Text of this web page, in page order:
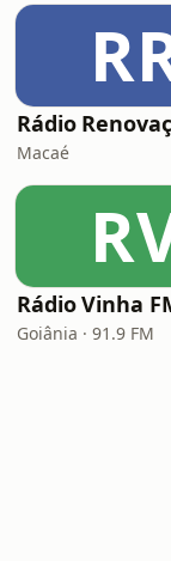
Rádio
Macaé
Rádio Vinha
Goiânia · 91.9 FM